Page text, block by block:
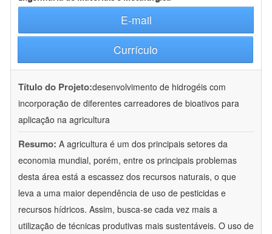
E-mail
Currículo
Título do Projeto:desenvolvimento de hidrogéis com
incorporação de diferentes carreadores de bioativos para
aplicação na agricultura
Resumo: A agricultura é um dos principais setores da
economia mundial, porém, entre os principais problemas
desta área está a escassez dos recursos naturais, o que
leva a uma maior dependência de uso de pesticidas e
recursos hídricos. Assim, busca-se cada vez mais a
utilização de técnicas produtivas mais sustentáveis. O uso de